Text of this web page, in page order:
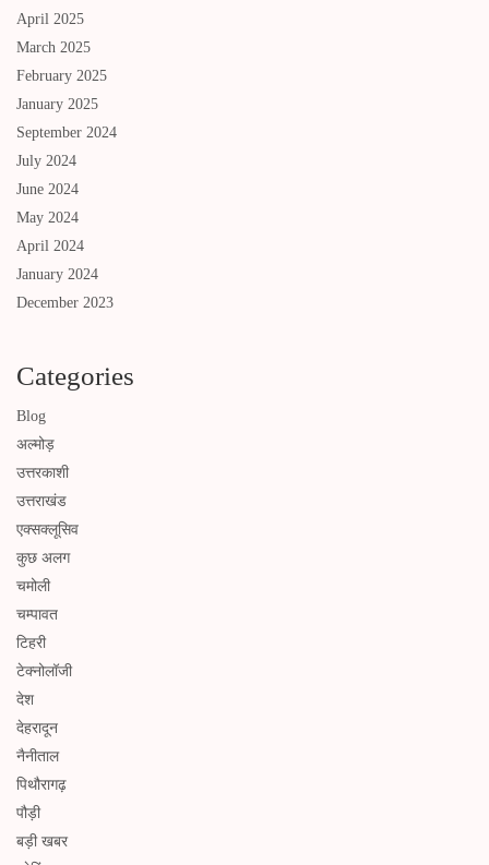
April 2025
March 2025
February 2025
January 2025
September 2024
July 2024
June 2024
May 2024
April 2024
January 2024
December 2023
Categories
Blog
अल्मोड़
उत्तरकाशी
उत्तराखंड
एक्सक्लूसिव
कुछ अलग
चमोली
चम्पावत
टिहरी
टेक्नोलॉजी
देश
देहरादून
नैनीताल
पिथौरागढ़
पौड़ी
बड़ी खबर